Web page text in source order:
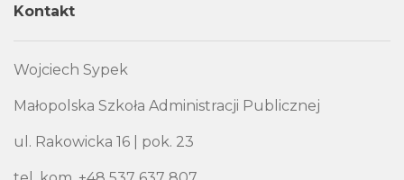
Kontakt
Wojciech Sypek
Małopolska Szkoła Administracji Publicznej
ul. Rakowicka 16 | pok. 23